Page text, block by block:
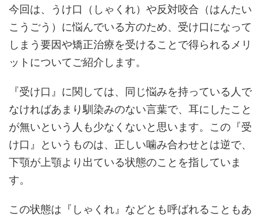
今回は、うけ口（しゃくれ）や反対咬合（はんたい
こうごう）に悩んでいる方のため、受け口になって
しまう要因や矯正治療を受けることで得られるメリ
ットについてご紹介します。
『受け口』に関しては、同じ悩みを持っている人で
なければあまり馴染みのない言葉で、耳にしたこと
が無いという人も少なくないと思います。この『受
け口』というものは、正しい噛み合わせとは逆で、
下顎が上顎より出ている状態のことを指していま
す。
この状態は『しゃくれ』などとも呼ばれることもあ